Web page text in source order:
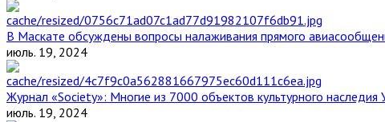
В Маскате обсуждены вопросы налаживания прямого
июль. 19, 2024
Журнал «Society»: Многие из 7000 объектов культурного
июль. 19, 2024